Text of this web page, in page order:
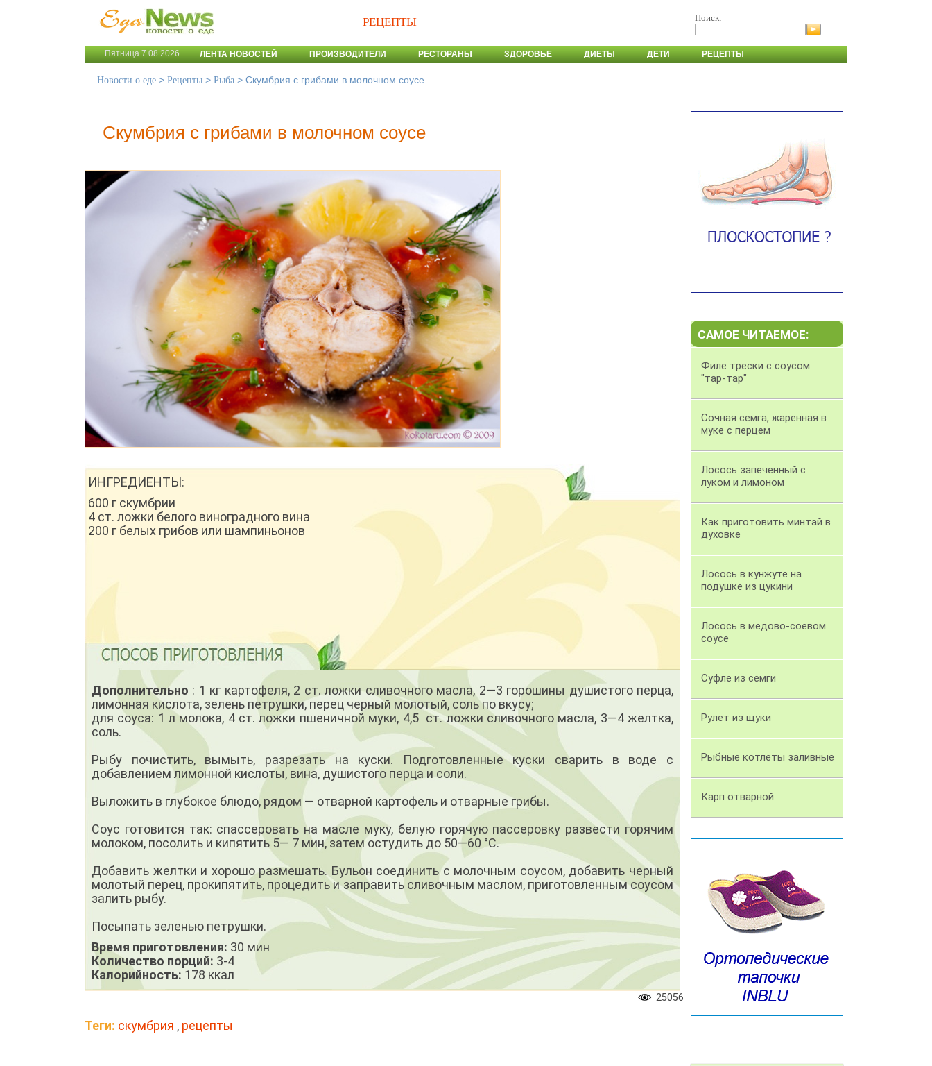
РЕЦЕПТЫ Поиск:
Пятница 7.08.2026 ЛЕНТА НОВОСТЕЙ ПРОИЗВОДИТЕЛИ РЕСТОРАНЫ ЗДОРОВЬЕ ДИЕТЫ ДЕТИ РЕЦЕПТЫ
Новости о еде > Рецепты > Рыба > Скумбрия с грибами в молочном соусе
Скумбрия с грибами в молочном соусе
ИНГРЕДИЕНТЫ:
600 г скумбрии
4 ст. ложки белого виноградного вина
200 г белых грибов или шампиньонов
Дополнительно : 1 кг картофеля, 2 ст. ложки сливочного масла, 2—3 горошины душистого перца,
лимонная кислота, зелень петрушки, перец черный молотый, соль по вкусу;
для соуса: 1 л молока, 4 ст. ложки пшеничной муки, 4,5 ст. ложки сливочного масла, 3—4 желтка,
соль.
Рыбу почистить, вымыть, разрезать на куски. Подготовленные куски сварить в воде с
добавлением лимонной кислоты, вина, душистого перца и соли.
Выложить в глубокое блюдо, рядом — отварной картофель и отварные грибы.
Соус готовится так: спассеровать на масле муку, белую горячую пассеровку развести горячим
молоком, посолить и кипятить 5— 7 мин, затем остудить до 50—60 °С.
Добавить желтки и хорошо размешать. Бульон соединить с молочным соусом, добавить черный
молотый перец, прокипятить, процедить и заправить сливочным маслом, приготовленным соусом
залить рыбу.
Посыпать зеленью петрушки.
Время приготовления: 30 мин
Количество порций: 3-4
Калорийность: 178 ккал
25056
Теги: скумбрия , рецепты
САМОЕ ЧИТАЕМОЕ:
Филе трески с соусом
"тар-тар"
Сочная семга, жаренная в
муке с перцем
Лосось запеченный с
луком и лимоном
Как приготовить минтай в
духовке
Лосось в кунжуте на
подушке из цукини
Лосось в медово-соевом
соусе
Суфле из семги
Рулет из щуки
Рыбные котлеты заливные
Карп отварной